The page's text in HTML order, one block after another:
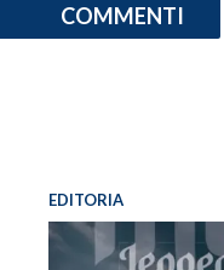
COMMENTI
EDITORIA